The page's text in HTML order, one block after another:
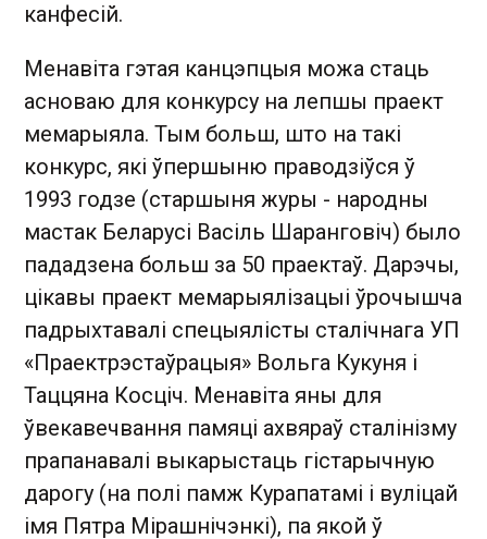
канфесій.
Менавіта гэтая канцэпцыя можа стаць
асноваю для конкурсу на лепшы праект
мемарыяла. Тым больш, што на такі
конкурс, які ўпершыню праводзіўся ў
1993 годзе (старшыня журы - народны
мастак Беларусі Васіль Шаранговіч) было
пададзена больш за 50 праектаў. Дарэчы,
цікавы праект мемарыялізацыі ўрочышча
падрыхтавалі спецыялісты сталічнага УП
«Праектрэстаўрацыя» Вольга Кукуня і
Таццяна Косціч. Менавіта яны для
ўвекавечвання памяці ахвяраў сталінізму
прапанавалі выкарыстаць гістарычную
дарогу (на полі памж Курапатамі і вуліцай
імя Пятра Мірашнічэнкі), па якой ў